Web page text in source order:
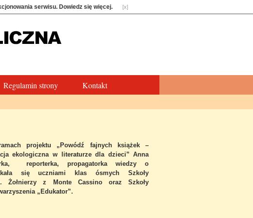
serwisu. Dowiedz się więcej. [x]
Regulamin strony Kontakt
projektu „Powódź fajnych książek –
ekologiczna w literaturze dla dzieci” Anna
reporterka, propagatorka wiedzy o
się uczniami klas ósmych Szkoły
Żołnierzy z Monte Cassino oraz Szkoły
„Edukator”.